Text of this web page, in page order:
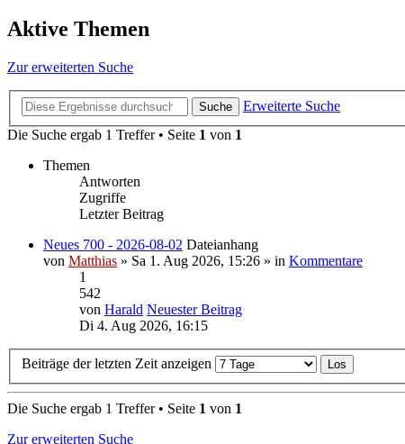
Aktive Themen
Zur erweiterten Suche
Suche
Erweiterte Suche
Die Suche ergab 1 Treffer • Seite 1 von 1
Themen
Antworten
Zugriffe
Letzter Beitrag
Neues 700 - 2026-08-02 Dateianhang
von Matthias » Sa 1. Aug 2026, 15:26 » in Kommentare
1
542
von Harald Neuester Beitrag
Di 4. Aug 2026, 16:15
Beiträge der letzten Zeit anzeigen
Die Suche ergab 1 Treffer • Seite 1 von 1
Zur erweiterten Suche